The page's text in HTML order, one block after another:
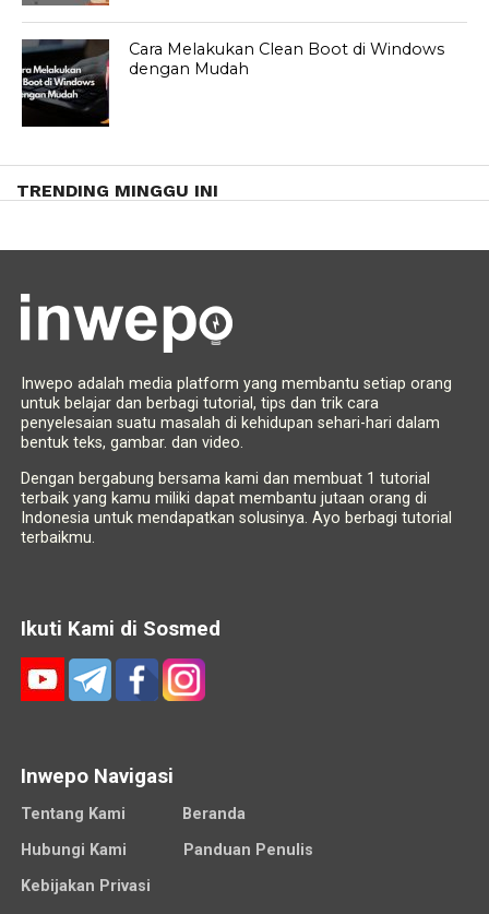
Cara Melakukan Clean Boot di Windows
dengan Mudah
TRENDING MINGGU INI
Inwepo adalah media platform yang membantu setiap orang
untuk belajar dan berbagi tutorial, tips dan trik cara
penyelesaian suatu masalah di kehidupan sehari-hari dalam
bentuk teks, gambar. dan video.
Dengan bergabung bersama kami dan membuat 1 tutorial
terbaik yang kamu miliki dapat membantu jutaan orang di
Indonesia untuk mendapatkan solusinya. Ayo berbagi tutorial
terbaikmu.
Ikuti Kami di Sosmed
Inwepo Navigasi
Tentang Kami
Beranda
Hubungi Kami
Panduan Penulis
Kebijakan Privasi